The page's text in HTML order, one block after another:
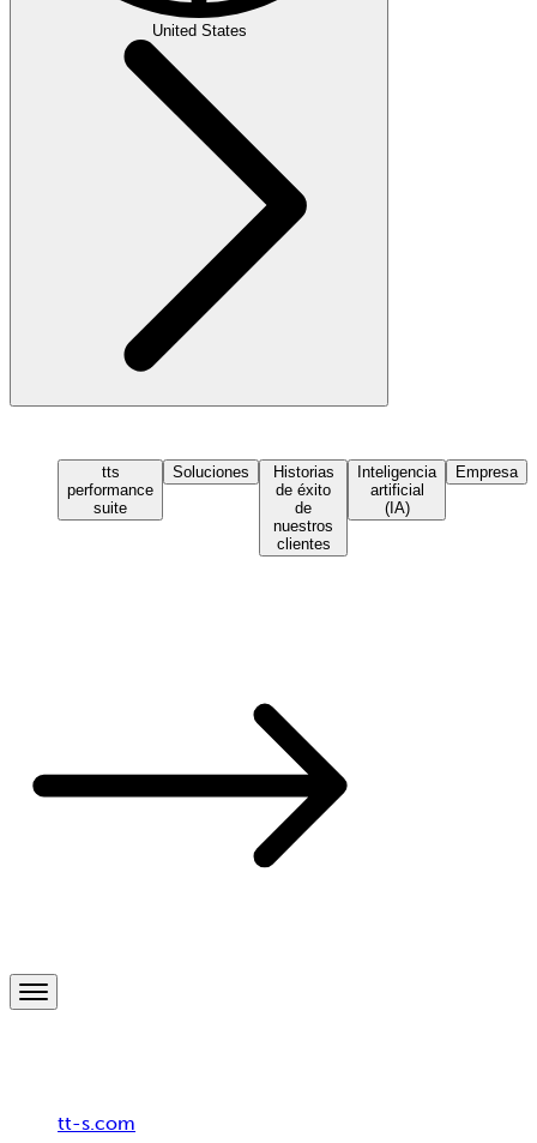
United States
tts
performance
suite
Soluciones
Historias
de éxito
de
nuestros
clientes
Inteligencia
artificial
(IA)
Empresa
tt-s.com